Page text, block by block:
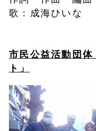
歌：成海ひいな
市民公益活動団体
ト」